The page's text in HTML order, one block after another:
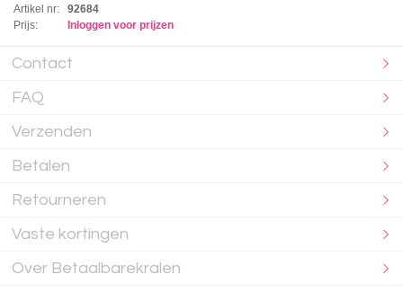
Artikel nr:
92684
Prijs:
Inloggen voor prijzen
Contact
FAQ
Verzenden
Betalen
Retourneren
Vaste kortingen
Over Betaalbarekralen